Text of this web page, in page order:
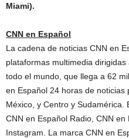
Miami).
CNN en Español
La cadena de noticias CNN en
plataformas multimedia
todo el mundo, que llega a 62
en Español 24 horas de noticias
México, y Centro y Sudamérica.
CNN en Español Radio, CNN
Instagram. La marca CNN en